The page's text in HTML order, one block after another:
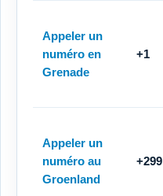
Appeler un
numéro en
Grenade
+1
Appeler un
numéro au
Groenland
+299